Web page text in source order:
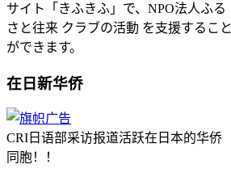
サイト「きふきふ」で、NPO法人ふる
さと往来 クラブの活動 を支援すること
ができます。
在日新华侨
CRI日语部采访报道活跃在日本的华侨
同胞！！